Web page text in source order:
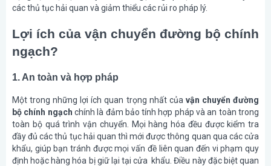
các thủ tục hải quan và giảm thiểu các rủi ro pháp lý.
Lợi ích của vận chuyển đường bộ chính
ngạch?
1. An toàn và hợp pháp
Một trong những lợi ích quan trọng nhất của vận chuyển đường
bộ chính ngạch chính là đảm bảo tính hợp pháp và an toàn trong
toàn bộ quá trình vận chuyển. Mọi hàng hóa đều được kiểm tra
đầy đủ các thủ tục hải quan thì mới được thông quan qua các cửa
khẩu, giúp bạn tránh được mọi vấn đề liên quan đến vi phạm quy
định hoặc hàng hóa bị giữ lại tại cửa khẩu. Điều này đặc biệt quan